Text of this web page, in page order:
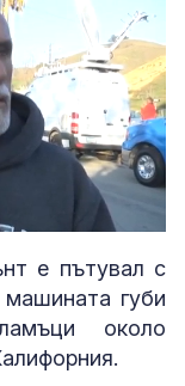
е пътувал с
машината губи
около